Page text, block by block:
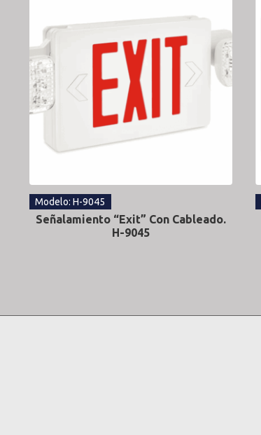
Modelo: H-9045
Señalamiento “Exit” Con Cableado.
H-9045